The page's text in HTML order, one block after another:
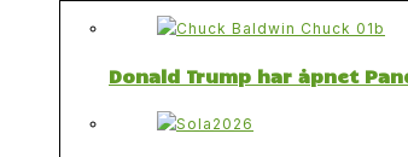
Donald Trump har åpnet